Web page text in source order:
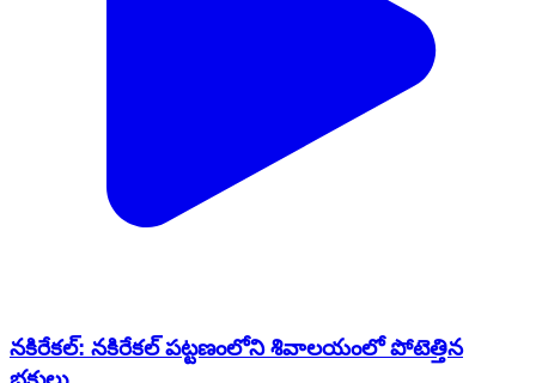
నకిరేకల్: నకిరేకల్ పట్టణంలోని శివాలయంలో పోటెత్తిన